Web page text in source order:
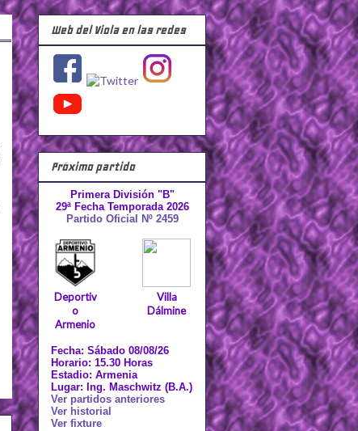
Web del Viola en las redes
Próximo partido
Primera División "B"
29ª Fecha Temporada 2026
Partido Oficial Nº 2459
Deportiv
o
Armenio
Villa
Dálmine
Fecha: Sábado 08/08/26
Horario: 15.30 Horas
Estadio: Armenia
Lugar: Ing. Maschwitz (B.A.)
Ver partidos anteriores
Ver historial
Ver fixture